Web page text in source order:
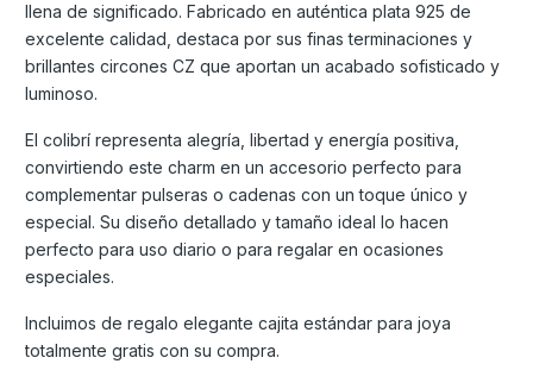
llena de significado. Fabricado en auténtica plata 925 de
excelente calidad, destaca por sus finas terminaciones y
brillantes circones CZ que aportan un acabado sofisticado y
luminoso.
El colibrí representa alegría, libertad y energía positiva,
convirtiendo este charm en un accesorio perfecto para
complementar pulseras o cadenas con un toque único y
especial. Su diseño detallado y tamaño ideal lo hacen
perfecto para uso diario o para regalar en ocasiones
especiales.
Incluimos de regalo elegante cajita estándar para joya
totalmente gratis con su compra.